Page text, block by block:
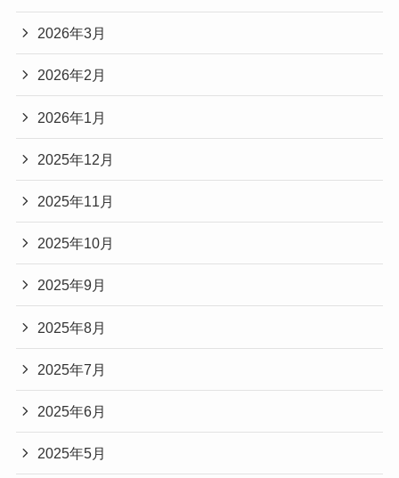
2026年3月
2026年2月
2026年1月
2025年12月
2025年11月
2025年10月
2025年9月
2025年8月
2025年7月
2025年6月
2025年5月